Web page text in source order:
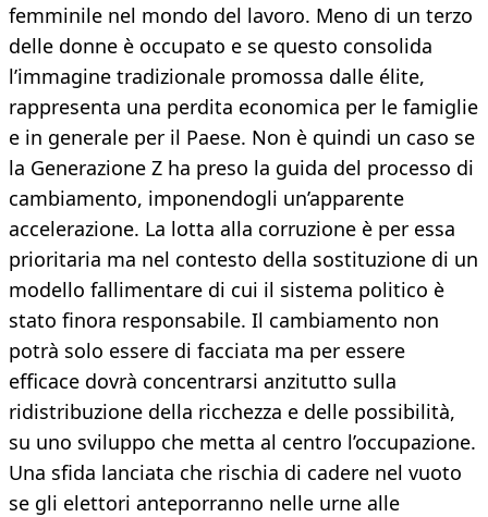
femminile nel mondo del lavoro. Meno di un terzo
delle donne è occupato e se questo consolida
l’immagine tradizionale promossa dalle élite,
rappresenta una perdita economica per le famiglie
e in generale per il Paese. Non è quindi un caso se
la Generazione Z ha preso la guida del processo di
cambiamento, imponendogli un’apparente
accelerazione. La lotta alla corruzione è per essa
prioritaria ma nel contesto della sostituzione di un
modello fallimentare di cui il sistema politico è
stato finora responsabile. Il cambiamento non
potrà solo essere di facciata ma per essere
efficace dovrà concentrarsi anzitutto sulla
ridistribuzione della ricchezza e delle possibilità,
su uno sviluppo che metta al centro l’occupazione.
Una sfida lanciata che rischia di cadere nel vuoto
se gli elettori anteporranno nelle urne alle